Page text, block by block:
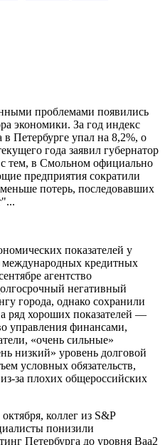
проблемами появились
экономики. За год индекс
Петербурге упал на 8,2%, о
года заявил губернатор
тем, в Смольном официально
предприятия сократили
потерь, последовавших
показателей у
международных кредитных
агентство
негативный
города, однако сохранили
ряд хороших показателей —
управления финансами,
«очень сильные»
низкий» уровень долговой
условных обязательств,
за плохих общероссийских
коллег из S&P
понизили
Петербурга до уровня Ваа2